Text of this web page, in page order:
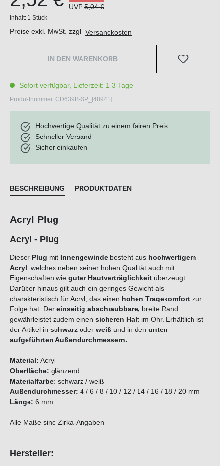
UVP 5,04 €
Inhalt: 1 Stück
Preise exkl. MwSt. zzgl. Versandkosten
IN DEN WARENKORB
Sofort verfügbar, Lieferzeit: 1-3 Tage
Produktnummer: CD639B-SP_[48941]
Hochwertige Qualität zu einem fairen Preis
Schneller Versand
Sicher einkaufen
BESCHREIBUNG PRODUKTDATEN
Acryl Plug
Acryl - Plug
Dieser Plug mit Innengewinde besteht aus hochwertigem
Acryl, welches neben seiner hohen Qualität auch mit
Eigenschaften wie guter Hautverträglichkeit überzeugt.
Darüber hinaus gilt auch ein geringes Gewicht als
charakteristisch für Acryl, das einen hohen Tragekomfort zur
Folge hat. Der einseitig abschraubbare, breite Rand
gewährleistet zudem einen sicheren Halt im Ohr. Erhältlich ist
der Artikel in schwarz oder weiß und in den unten
aufgeführten Außendurchmessern.
Material: Acryl
Oberfläche: glänzend
Materialfarbe: schwarz / weiß
Außendurchmesser: 4 / 6 / 8 / 10 / 12 / 14 / 16 / 18 / 20 mm
Länge: 6 mm
Alle Maße sind Zirka-Angaben
Hersteller: